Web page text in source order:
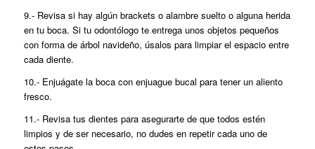
9.- Revisa si hay algún brackets o alambre suelto o alguna herida
en tu boca. Si tu odontólogo te entrega unos objetos pequeños
con forma de árbol navideño, úsalos para limpiar el espacio entre
cada diente.
10.- Enjuágate la boca con enjuague bucal para tener un aliento
fresco.
11.- Revisa tus dientes para asegurarte de que todos estén
limpios y de ser necesario, no dudes en repetir cada uno de